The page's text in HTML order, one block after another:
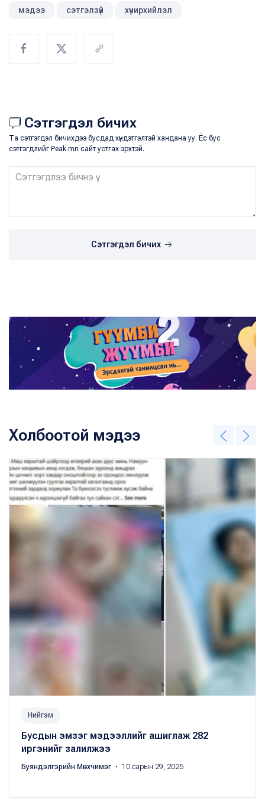
мэдээ сэтгэлзүй хүчирхийлэл
Сэтгэгдэл бичих
Та сэтгэгдэл бичихдээ бусдад хүндэтгэлтэй хандана уу. Ёс бус
сэтгэгдлийг Peak.mn сайт устгах эрхтэй.
Сэтгэгдэл бичих
Холбоотой мэдээ
Нийгэм
Бусдын эмзэг мэдээллийг ашиглаж 282
иргэнийг залилжээ
Буяндэлгэрийн Мөнхчимэг ・ 10 сарын 29, 2025